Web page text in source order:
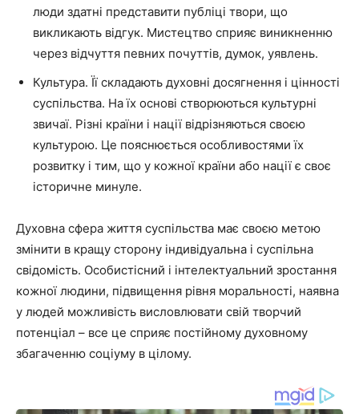
люди здатні представити публіці твори, що
викликають відгук. Мистецтво сприяє виникненню
через відчуття певних почуттів, думок, уявлень.
Культура. Її складають духовні досягнення і цінності
суспільства. На їх основі створюються культурні
звичаї. Різні країни і нації відрізняються своєю
культурою. Це пояснюється особливостями їх
розвитку і тим, що у кожної країни або нації є своє
історичне минуле.
Духовна сфера життя суспільства має своєю метою
змінити в кращу сторону індивідуальна і суспільна
свідомість. Особистісний і інтелектуальний зростання
кожної людини, підвищення рівня моральності, наявна
у людей можливість висловлювати свій творчий
потенціал – все це сприяє постійному духовному
збагаченню соціуму в цілому.